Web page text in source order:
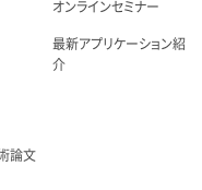
論文
オンラインセミナー
最新アプリケーション紹
介